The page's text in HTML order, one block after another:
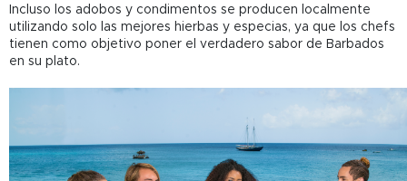
Incluso los adobos y condimentos se producen localmente
utilizando solo las mejores hierbas y especias, ya que los chefs
tienen como objetivo poner el verdadero sabor de Barbados
en su plato.